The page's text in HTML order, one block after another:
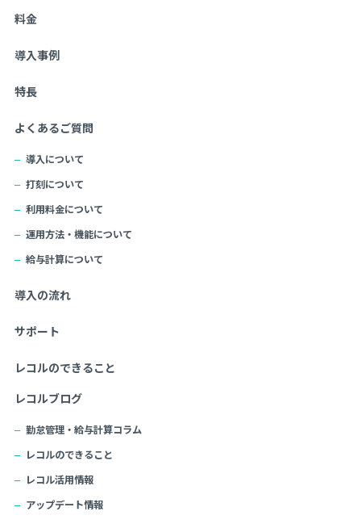
料金
導入事例
特長
よくあるご質問
導入について
打刻について
利用料金について
運用方法・機能について
給与計算について
導入の流れ
サポート
レコルのできること
レコルブログ
勤怠管理・給与計算コラム
レコルのできること
レコル活用情報
アップデート情報